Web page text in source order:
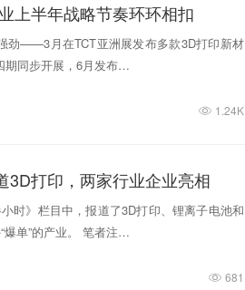
上半年战略节奏环环相扣
劲——3月在TCT亚洲展发布多款3D打印新材
期同步开展，6月发布…
1.24K
3D打印，两家行业企业亮相
时》栏目中，报道了3D打印、锂离子电池和
爆单”的产业。 笔者注…
681